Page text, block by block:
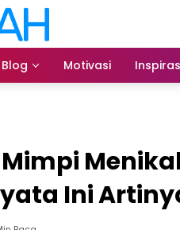
Blog Motivasi
Ini